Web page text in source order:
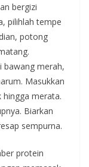
bergizi
pilihlah tempe
potong
bawang merah,
Masukkan
merata.
Biarkan
sempurna.
protein